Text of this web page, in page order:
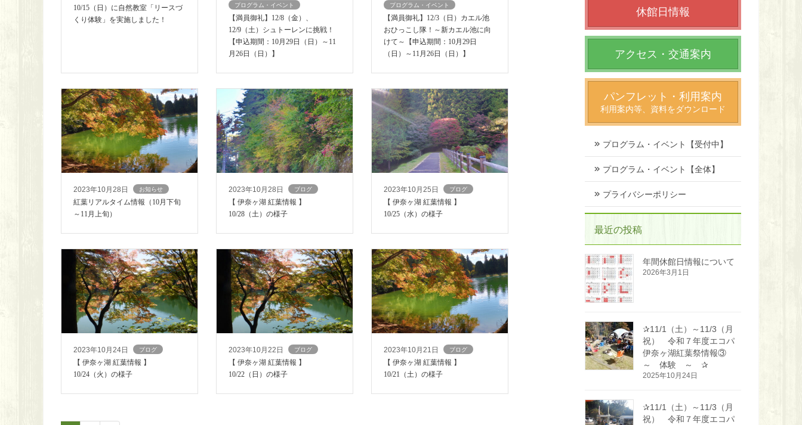
10/15（日）に自然教室「リースづ
くり体験」を実施しました！
プログラム・イベント
【満員御礼】12/8（金）、
12/9（土）シュトーレンに挑戦！
【申込期間：10月29日（日）～11
月26日（日）】
プログラム・イベント
【満員御礼】12/3（日）カエル池
おひっこし隊！～新カエル池に向
けて～【申込期間：10月29日
（日）～11月26日（日）】
2023年10月28日 お知らせ
紅葉リアルタイム情報（10月下旬
～11月上旬）
2023年10月28日 ブログ
【 伊奈ヶ湖 紅葉情報 】
10/28（土）の様子
2023年10月25日 ブログ
【 伊奈ヶ湖 紅葉情報 】
10/25（水）の様子
2023年10月24日 ブログ
【 伊奈ヶ湖 紅葉情報 】
10/24（火）の様子
2023年10月22日 ブログ
【 伊奈ヶ湖 紅葉情報 】
10/22（日）の様子
2023年10月21日 ブログ
【 伊奈ヶ湖 紅葉情報 】
10/21（土）の様子
休館日情報
アクセス・交通案内
パンフレット・利用案内
利用案内等、資料をダウンロード
プログラム・イベント【受付中】
プログラム・イベント【全体】
プライバシーポリシー
最近の投稿
年間休館日情報について
2026年3月1日
✰11/1（土）～11/3（月
祝） 令和７年度エコパ
伊奈ヶ湖紅葉祭情報③
～ 体験 ～ ✰
2025年10月24日
✰11/1（土）～11/3（月
祝） 令和７年度エコパ